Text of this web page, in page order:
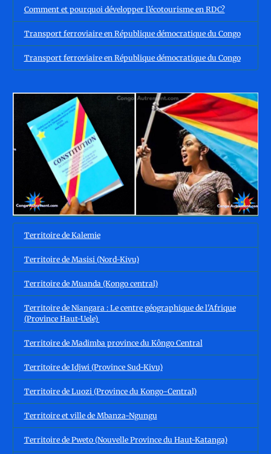
Comment et pourquoi développer l’écotourisme en RDC?
Transport ferroviaire en République démocratique du Congo
Transport ferroviaire en République démocratique du Congo
Territoire de Kalemie
Territoire de Masisi (Nord-Kivu)
Territoire de Muanda (Kongo central)
Territoire de Niangara : Le centre géographique de l'Afrique
(Province Haut-Uele)
Territoire de Madimba province du Kôngo Central
Territoire de Idjwi (Province Sud-Kivu)
Territoire de Luozi (Province du Kongo-Central)
Territoire et ville de Mbanza-Ngungu
Territoire de Pweto (Nouvelle Province du Haut-Katanga)